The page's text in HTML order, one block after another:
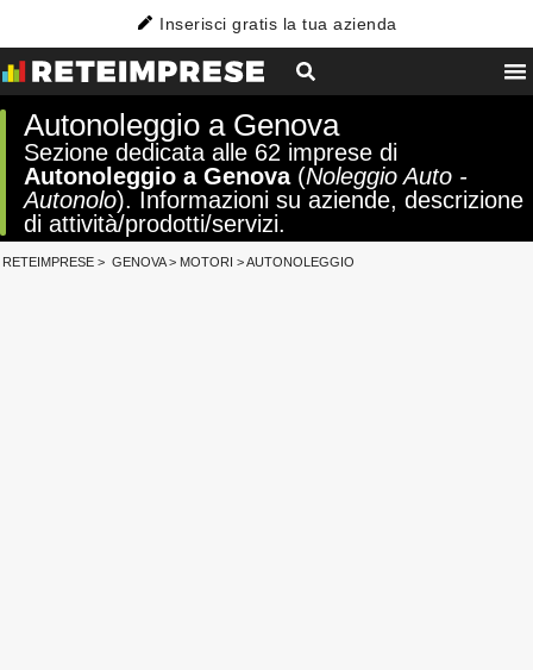
Inserisci gratis la tua azienda
Autonoleggio a Genova
Sezione dedicata alle 62 imprese di
Autonoleggio a Genova(Noleggio Auto -
Autonolo). Informazioni su aziende, descrizione
di attività/prodotti/servizi.
RETEIMPRESE > GENOVA> MOTORI >AUTONOLEGGIO